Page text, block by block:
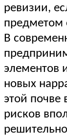
ревизии,
предметом
В
элементов
новых
этой почве
рисков